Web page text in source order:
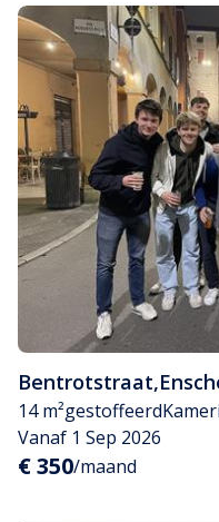
Bentrotstraat,
14 m²gestoffeerdKamer
Vanaf 1 Sep 2026
€ 350/maand